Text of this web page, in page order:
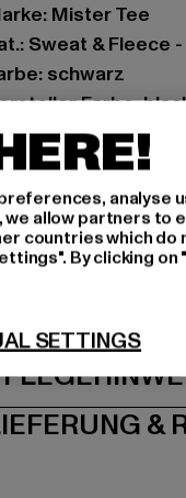
Mister Tee
Sweat & Fleece
schwarz
Farbe:
MT3040-00007
TB
Robert-Murjahn-
GRÖSSE
&
analyse
allow partners to
countries which do
By clicking
SETTINGS